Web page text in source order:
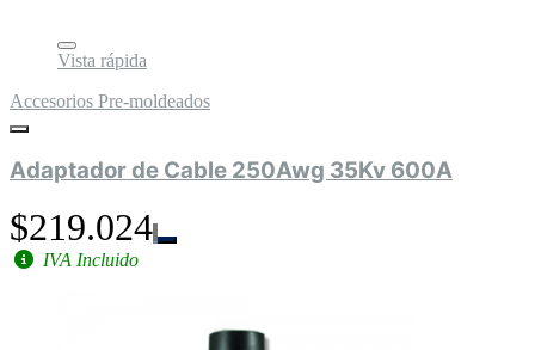
Vista rápida
Accesorios Pre-moldeados
Adaptador de Cable 250Awg 35Kv 600A
$219.024
IVA Incluido